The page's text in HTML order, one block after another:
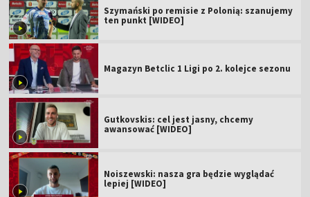
Szymański po remisie z Polonią: szanujemy
ten punkt [WIDEO]
Magazyn Betclic 1 Ligi po 2. kolejce sezonu
Gutkovskis: cel jest jasny, chcemy
awansować [WIDEO]
Noiszewski: nasza gra będzie wyglądać
lepiej [WIDEO]